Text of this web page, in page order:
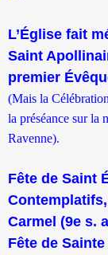
L’Église fait
Saint
premier
(Mais la
la préséance sur la
Ravenne).
Fête de Saint
Carmel (9e s.
Fête de